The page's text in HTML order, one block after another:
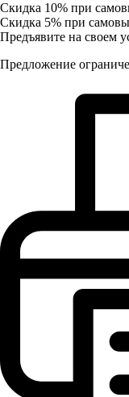
Скидка 10% при
Скидка 5% при
Предъявите на своем
Предложение